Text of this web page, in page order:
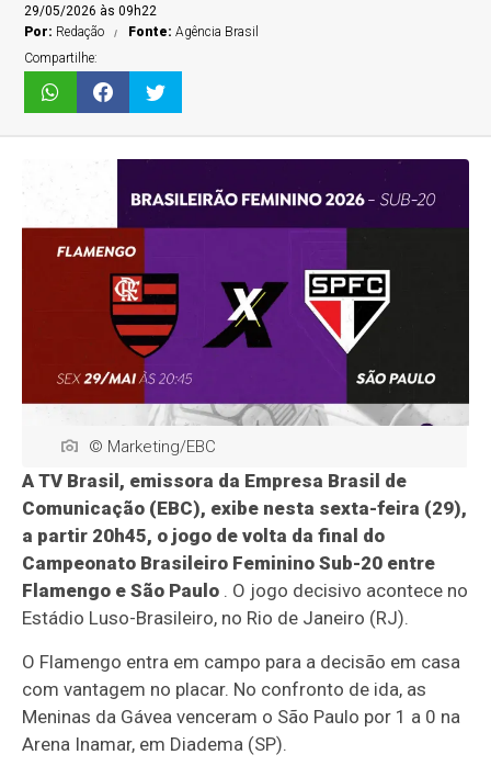
29/05/2026 às 09h22
Por: Redação Fonte:Agência Brasil
Compartilhe:
© Marketing/EBC
A TV Brasil, emissora da Empresa Brasil de
Comunicação (EBC), exibe nesta sexta-feira (29),
a partir 20h45, o jogo de volta da final do
Campeonato Brasileiro Feminino Sub-20 entre
Flamengo e São Paulo . O jogo decisivo acontece no
Estádio Luso-Brasileiro, no Rio de Janeiro (RJ).
O Flamengo entra em campo para a decisão em casa
com vantagem no placar. No confronto de ida, as
Meninas da Gávea venceram o São Paulo por 1 a 0 na
Arena Inamar, em Diadema (SP).